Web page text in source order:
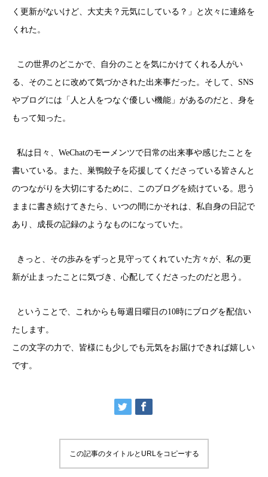
く更新がないけど、大丈夫？元気にしている？」と次々に連絡を
くれた。
この世界のどこかで、自分のことを気にかけてくれる人がい
る、そのことに改めて気づかされた出来事だった。そして、SNS
やブログには「人と人をつなぐ優しい機能」があるのだと、身を
もって知った。
私は日々、WeChatのモーメンツで日常の出来事や感じたことを
書いている。また、巣鴨餃子を応援してくださっている皆さんと
のつながりを大切にするために、このブログを続けている。思う
ままに書き続けてきたら、いつの間にかそれは、私自身の日記で
あり、成長の記録のようなものになっていた。
きっと、その歩みをずっと見守ってくれていた方々が、私の更
新が止まったことに気づき、心配してくださったのだと思う。
ということで、これからも毎週日曜日の10時にブログを配信い
たします。
この文字の力で、皆様にも少しでも元気をお届けできれば嬉しい
です。
この記事のタイトルとURLをコピーする